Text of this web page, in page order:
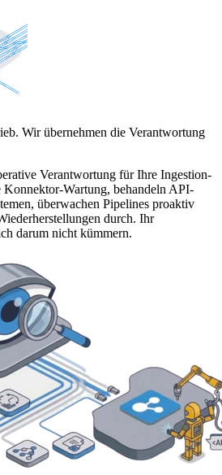
Wir übernehmen die Verantwortung
Verantwortung für Ihre Ingestion-
Wartung, behandeln API-
überwachen Pipelines proaktiv
durch. Ihr
darum nicht kümmern.